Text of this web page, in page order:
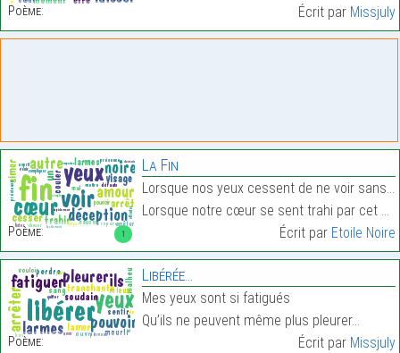
Poème:
Écrit par Missjuly
1
Poème:
La Fin
Lorsque nos yeux cessent de ne voir sans arrêt qu’
Lorsque notre cœur se sent trahi par cet être tant…
Écrit par Etoile Noire
Poème:
Libérée…
Mes yeux sont si fatigués
Qu’ils ne peuvent même plus pleurer…
Écrit par Missjuly